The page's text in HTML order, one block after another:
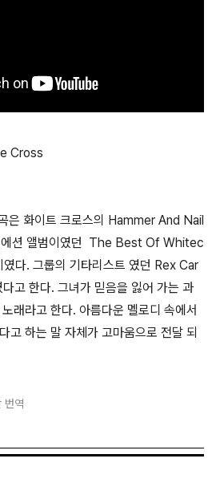
Cross
은 화이트 크로스의 Hammer And Nail
에션 앨범이였던 The Best Of Whitec
다. 그룹의 기타리스트 였던 Rex Car
고 한다. 그녀가 믿음을 잃어 가는 과
래라고 한다. 아름다운 멜로디 속에서
고 하는 말 자체가 고마움으로 전달 되
번역